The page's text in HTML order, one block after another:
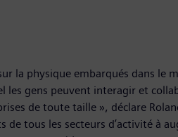
la physique embarqués dans
gens peuvent interagir et
de toute taille », déclare
tous les secteurs d’activité à